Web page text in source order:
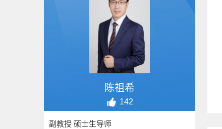
陈祖希
142
副教授 硕士生导师